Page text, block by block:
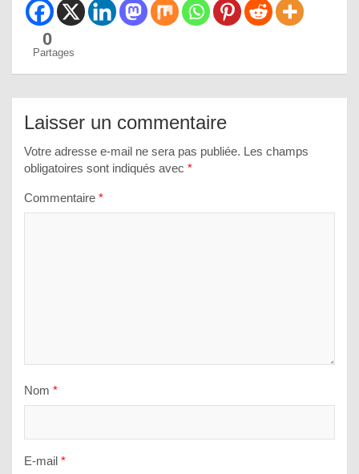
0
Partages
Laisser un commentaire
Votre adresse e-mail ne sera pas publiée. Les champs
obligatoires sont indiqués avec *
Commentaire *
Nom *
E-mail *